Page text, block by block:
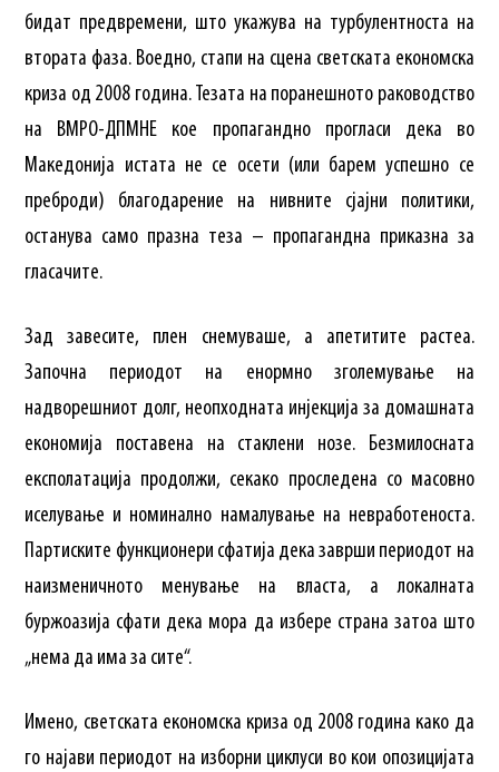
бидат предвремени, што укажува на турбулентноста на
втората фаза. Воедно, стапи на сцена светската економска
криза од 2008 година. Тезата на поранешното раководство
на ВМРО-ДПМНЕ кое пропагандно прогласи дека во
Македонија истата не се осети (или барем успешно се
преброди) благодарение на нивните сјајни политики,
останува само празна теза – пропагандна приказна за
гласачите.
Зад завесите, плен снемуваше, а апетитите растеа.
Започна периодот на енормно зголемување на
надворешниот долг, неопходната инјекција за домашната
економија поставена на стаклени нозе. Безмилосната
експолатација продолжи, секако проследена со масовно
иселување и номинално намалување на невработеноста.
Партиските функционери сфатија дека заврши периодот на
наизменичното менување на власта, а локалната
буржоазија сфати дека мора да избере страна затоа што
„нема да има за сите“.
Имено, светската економска криза од 2008 година како да
го најави периодот на изборни циклуси во кои опозицијата